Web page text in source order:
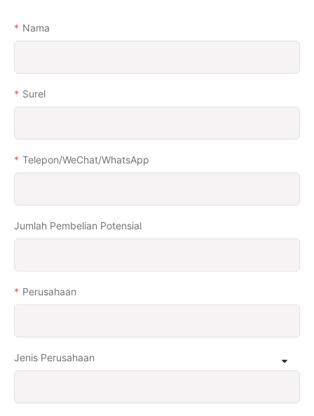
Nama
Surel
Telepon/WeChat/WhatsApp
Jumlah Pembelian Potensial
Perusahaan
Jenis Perusahaan